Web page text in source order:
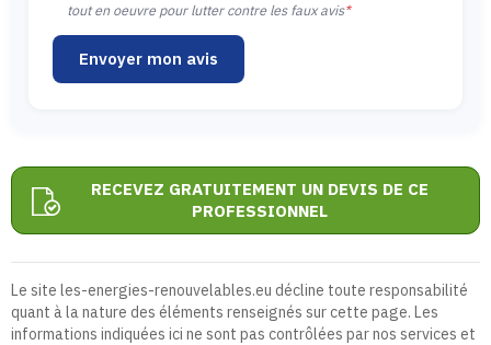
tout en oeuvre pour lutter contre les faux avis*
Envoyer mon avis
RECEVEZ GRATUITEMENT UN DEVIS DE CE
PROFESSIONNEL
Le site les-energies-renouvelables.eu décline toute responsabilité
quant à la nature des éléments renseignés sur cette page. Les
informations indiquées ici ne sont pas contrôlées par nos services et